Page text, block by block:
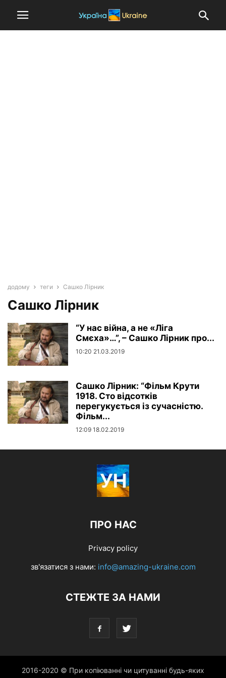
додому теги Сашко Лірник
Сашко Лірник
“У нас війна, а не «Ліга
Смєха»…”, – Сашко Лірник про...
10:20 21.03.2019
Сашко Лірник: “Фільм Крути
1918. Сто відсотків
перегукується із сучасністю.
Фільм...
12:09 18.02.2019
ПРО НАС
Privacy policy
зв'язатися з нами: info@amazing-ukraine.com
СТЕЖТЕ ЗА НАМИ
2016-2020 © При копіюванні чи цитуванні будь-яких